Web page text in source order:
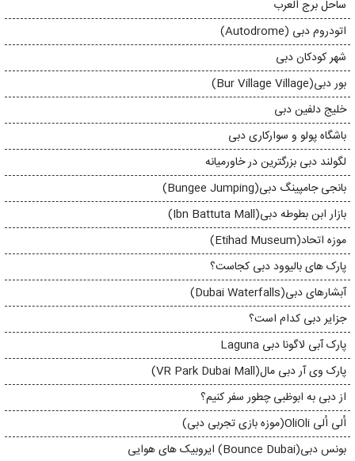
ساحل برج العرب
اتودروم دبی (Autodrome)
شهر کودکان دبی
بور دبی(Bur Village Village)
خلیج دلفین دبی
باشگاه پولو و سوارکاری دبی
لگولند دبی بزرگترین در خاورمیانه
بانجی جامپینگ دبی(Bungee Jumping)
بازار ابن بطوطه دبی(Ibn Battuta Mall)
موزه اتحاد(Etihad Museum)
پارک های بالیوود دبی کجاست؟
آبشارهای دبی(Dubai Waterfalls)
جزایر دبی کدام است؟
پارک آبی لاگونا دبی Laguna
پارک وی آر دبی مال(VR Park Dubai Mall)
از دبی به ابوظبی چطور سفر کنیم؟
اُلی اُلی OliOli(موزه بازی تجربی دبی)
بونس دبی(Bounce Dubai) ایروبیک های هوایی